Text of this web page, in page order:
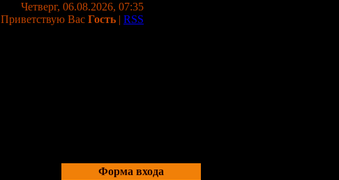
Четверг, 06.08.2026, 07:35
Приветствую Вас Гость | RSS
Форма входа